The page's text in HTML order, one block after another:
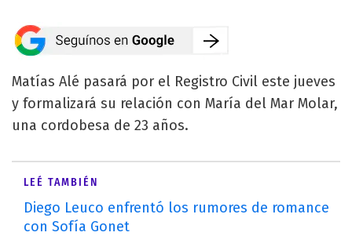
Matías Alé pasará por el Registro Civil este jueves
y formalizará su relación con María del Mar Molar,
una cordobesa de 23 años.
LEÉ TAMBIÉN
Diego Leuco enfrentó los rumores de romance
con Sofía Gonet